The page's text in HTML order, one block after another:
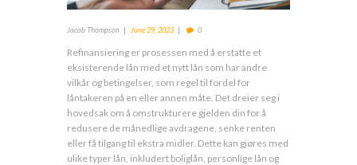
Jacob Thompson June 29, 2023 0
Refinansiering er prosessen med å erstatte et
eksisterende lån med et nytt lån som har andre
vilkår og betingelser, som regel til fordel for
låntakeren på en eller annen måte. Det dreier seg i
hovedsak om å omstrukturere gjelden din for å
redusere de månedlige avdragene, senke renten
eller få tilgang til ekstra midler. Dette kan gjøres med
ulike typer lån, inkludert boliglån, personlige lån og